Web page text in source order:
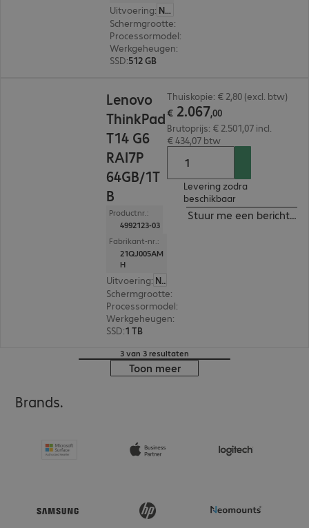
Uitvoering:
Nederland
Schermgrootte:
Processormodel:
Werkgeheugen:
SSD:512 GB
Lenovo
ThinkPad
T14 G6
RAI7P
64GB/1T
B
Productnr.:
4992123-03
Fabrikant-nr.:
21QJ005AM
H
Uitvoering:
Nederland
Schermgrootte:
Processormodel:
Werkgeheugen:
SSD:1 TB
Thuiskopie: € 2,80 (excl. btw)
€ 2.067,00
Brutoprijs: € 2.501,07 incl.
€ 434,07 btw
Levering zodra
beschikbaar
Stuur me een bericht
3 van 3 resultaten
Toon meer
Brands.